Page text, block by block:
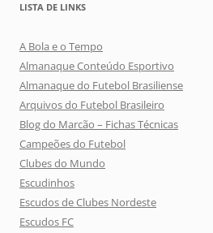
LISTA DE LINKS
A Bola e o Tempo
Almanaque Conteúdo Esportivo
Almanaque do Futebol Brasiliense
Arquivos do Futebol Brasileiro
Blog do Marcão – Fichas Técnicas
Campeões do Futebol
Clubes do Mundo
Escudinhos
Escudos de Clubes Nordeste
Escudos FC